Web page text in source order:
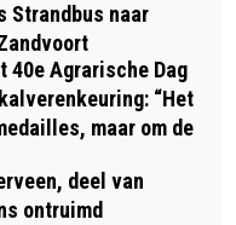
Strandbus naar
40e Agrarische Dag
“Het
maar om de
deel van
ontruimd